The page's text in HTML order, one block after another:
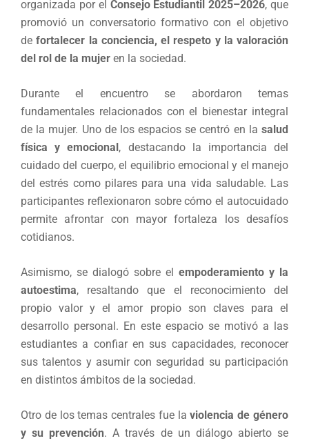
organizada por el Consejo Estudiantil 2025–2026, que
promovió un conversatorio formativo con el objetivo
defortalecer la conciencia, el respeto y la valoración
del rol de la mujer en la sociedad.
Durante el encuentro se abordaron temas
fundamentales relacionados con el bienestar integral
de la mujer. Uno de los espacios se centró en la salud
física y emocional, destacando la importancia del
cuidado del cuerpo, el equilibrio emocional y el manejo
del estrés como pilares para una vida saludable. Las
participantes reflexionaron sobre cómo el autocuidado
permite afrontar con mayor fortaleza los desafíos
cotidianos.
Asimismo, se dialogó sobre el empoderamiento y la
autoestima, resaltando que el reconocimiento del
propio valor y el amor propio son claves para el
desarrollo personal. En este espacio se motivó a las
estudiantes a confiar en sus capacidades, reconocer
sus talentos y asumir con seguridad su participación
en distintos ámbitos de la sociedad.
Otro de los temas centrales fue laviolencia de género
y su prevención. A través de un diálogo abierto se